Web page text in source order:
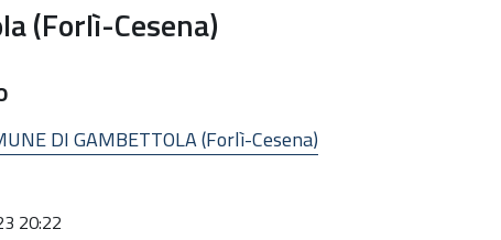
(Forlì-Cesena)
DI GAMBETTOLA (Forlì-Cesena)
20:22